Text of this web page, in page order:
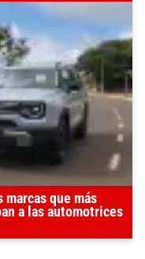
marcas que más
a las automotrices